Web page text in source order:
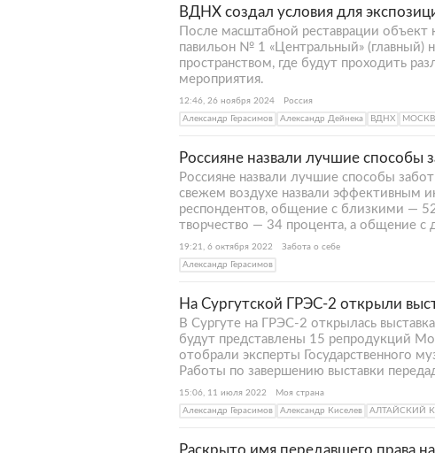
ВДНХ создал условия для
После масштабной реставрации объект
павильон № 1 «Центральный»
пространством, где будут проходить
мероприятия.
12:46, 26 ноября 2024
Россия
Александр Герасимов
Александр Дейнека ВДНХ
Россияне назвали лучшие способы
Россияне назвали лучшие способы
свежем воздухе назвали эффективным
респондентов, общение с близкими —
творчество — 34 процента, а общение
19:21, 6 октября 2022
Забота о себе
Александр Герасимов
На Сургутской ГРЭС-2 открыли
В Сургуте на ГРЭС-2 открылась
будут представлены 15 репродукций
отобрали эксперты Государственного
Работы по завершению выставки
15:06, 11 июля 2022
Моя страна
Александр Герасимов
Александр Киселев АЛТАЙСКИЙ
Раскрыто имя передавшего права